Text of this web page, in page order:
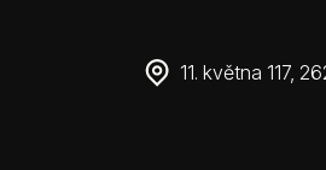
11. května 117,